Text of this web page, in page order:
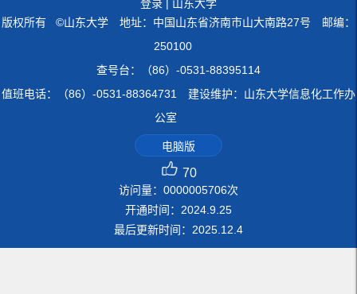
登录 | 山东大学
版权所有 ©山东大学 地址：中国山东省济南市山大南路27号 邮编：
250100
查号台：（86）-0531-88395114
值班电话：（86）-0531-88364731 建设维护：山东大学信息化工作办
公室
电脑版
70
访问量： 0000005706次
开通时间： 2024 9 25
最后更新时间： 2025 12 4